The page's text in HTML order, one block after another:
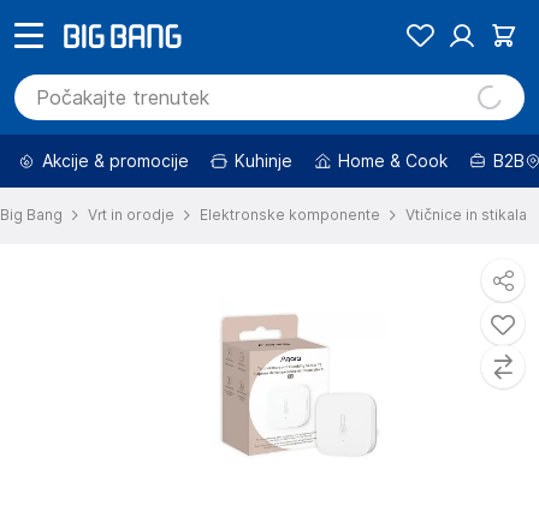
Akcije & promocije Kuhinje Home & Cook B2B
Big Bang Vrt in orodje Elektronske komponente Vtičnice in stikala